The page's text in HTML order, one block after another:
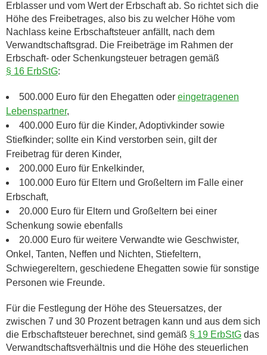
Erblasser und vom Wert der Erbschaft ab. So richtet sich die
Höhe des Freibetrages, also bis zu welcher Höhe vom
Nachlass keine Erbschaftsteuer anfällt, nach dem
Verwandtschaftsgrad. Die Freibeträge im Rahmen der
Erbschaft- oder Schenkungsteuer betragen gemäß
§ 16 ErbStG:
500.000 Euro für den Ehegatten oder eingetragenen
Lebenspartner,
400.000 Euro für die Kinder, Adoptivkinder sowie
Stiefkinder; sollte ein Kind verstorben sein, gilt der
Freibetrag für deren Kinder,
200.000 Euro für Enkelkinder,
100.000 Euro für Eltern und Großeltern im Falle einer
Erbschaft,
20.000 Euro für Eltern und Großeltern bei einer
Schenkung sowie ebenfalls
20.000 Euro für weitere Verwandte wie Geschwister,
Onkel, Tanten, Neffen und Nichten, Stiefeltern,
Schwiegereltern, geschiedene Ehegatten sowie für sonstige
Personen wie Freunde.
Für die Festlegung der Höhe des Steuersatzes, der
zwischen 7 und 30 Prozent betragen kann und aus dem sich
die Erbschaftsteuer berechnet, sind gemäß § 19 ErbStG das
Verwandtschaftsverhältnis und die Höhe des steuerlichen